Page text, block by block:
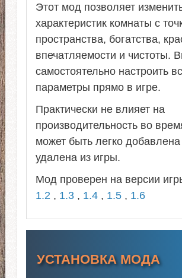
Этот мод позволяет
характеристик комнаты с
пространства, богатства,
впечатляемости и чистоты.
самостоятельно настроить
параметры прямо в игре.
Практически не влияет на
производительность во
может быть легко
удалена из игры.
Мод проверен на версии
1.2 , 1.3, 1.4, 1.5, 1.6
УСТАНОВКА МОДА